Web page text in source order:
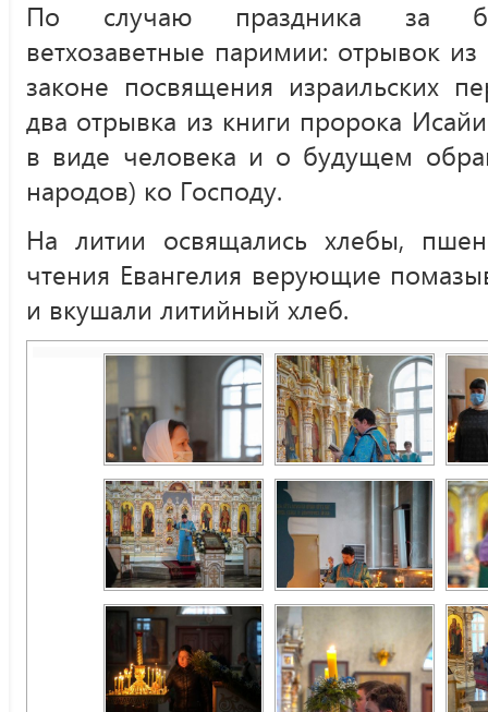
По случаю праздника за
ветхозаветные паримии: отрывок
законе посвящения израильских
два отрывка из книги пророка
в виде человека и о будущем
народов) ко Господу.
На литии освящались хлебы,
чтения Евангелия верующие
и вкушали литийный хлеб.